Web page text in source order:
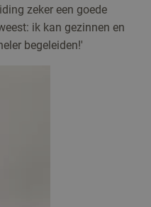
zeker een goede
ik kan gezinnen en
begeleiden!'